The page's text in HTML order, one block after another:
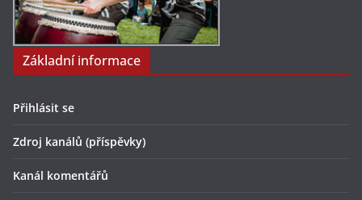
Základní informace
Přihlásit se
Zdroj kanálů (příspěvky)
Kanál komentářů